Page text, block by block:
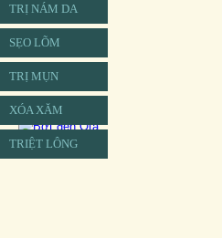
TRỊ NÁM DA
SẸO LÕM
TRỊ MỤN
XÓA XĂM
TRIỆT LÔNG